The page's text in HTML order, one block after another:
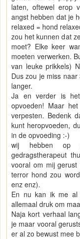
laten, oftewel erop
angst hebben dat je
relaxed = hond
zou het kunnen dat
moet? Elke keer
moeten verwerken.
van leuke prikkels)
Dus zou je miss
langer.
Ja en verder is
opvoeden! Maar
verpesten. Bedenk
kunt heropvoeden,
in de opvoeding :-)
wij hebben op
gedragstherapeut
vooral om mij
terror hond zou
enz enz).
En nu kan ik me al
allemaal druk om
Naja kort verhaal
je maar vooral
er al zo bewust mee